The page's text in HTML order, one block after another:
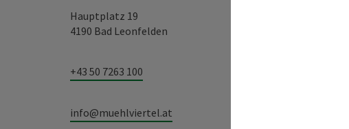
Hauptplatz 19
4190 Bad Leonfelden
+43 50 7263 100
info@muehlviertel.at